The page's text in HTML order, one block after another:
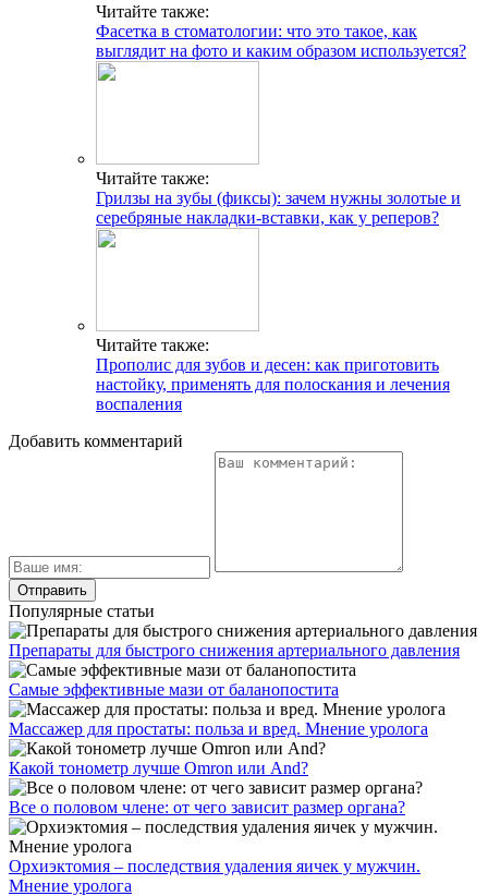
Читайте также:
Фасетка в стоматологии: что это такое, как
выглядит на фото и каким образом используется?
Читайте также:
Грилзы на зубы (фиксы): зачем нужны золотые и
серебряные накладки-вставки, как у реперов?
Читайте также:
Прополис для зубов и десен: как приготовить
настойку, применять для полоскания и лечения
воспаления
Добавить комментарий
Популярные статьи
Препараты для быстрого снижения артериального давления
Самые эффективные мази от баланопостита
Массажер для простаты: польза и вред. Мнение уролога
Какой тонометр лучше Omron или And?
Все о половом члене: от чего зависит размер органа?
Орхиэктомия – последствия удаления яичек у мужчин.
Мнение уролога